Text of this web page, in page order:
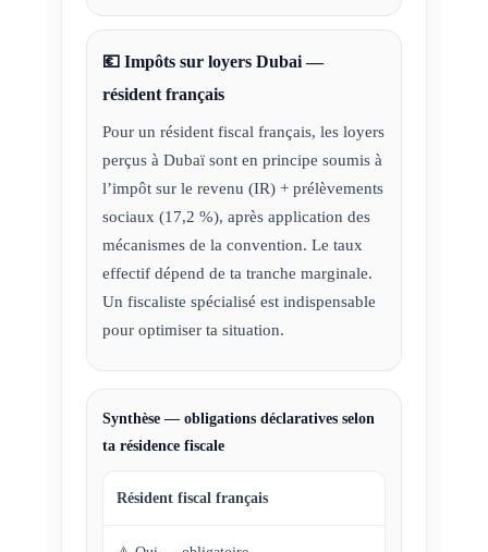
💶 Impôts sur loyers Dubai —
résident français
Pour un résident fiscal français, les loyers
perçus à Dubaï sont en principe soumis à
l’impôt sur le revenu (IR) + prélèvements
sociaux (17,2 %), après application des
mécanismes de la convention. Le taux
effectif dépend de ta tranche marginale.
Un fiscaliste spécialisé est indispensable
pour optimiser ta situation.
Synthèse — obligations déclaratives selon
ta résidence fiscale
Résident fiscal français